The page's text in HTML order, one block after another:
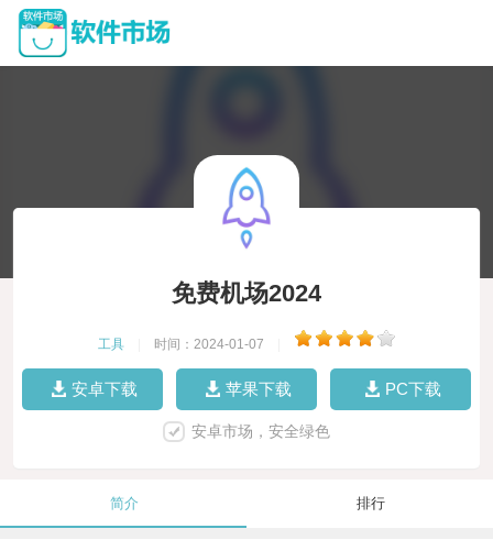
免费机场2024
工具 时间：2024-01-07
安卓下载 苹果下载 PC下载
安卓市场，安全绿色
简介 排行